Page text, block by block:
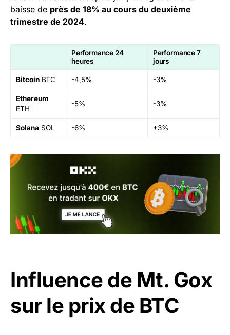
baisse de près de 18% au cours du deuxième
trimestre de 2024.
Performance 24
heures
Performance 7
jours
Bitcoin BTC -4,5% -3%
Ethereum
ETH
-5% -3%
Solana SOL -6% +3%
Influence de Mt. Gox
sur le prix de BTC